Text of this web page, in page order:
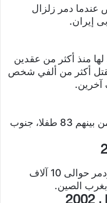
ألف شخص عندما دمر زلزال
إيران.
منذ أكثر من عقدين
أكثر من ألفي شخص
آخرين.
قتل أكثر من 160 شخصا، من بينهم 83 طفلا، جنوب
قتل أكثر من 260 شخصا ودمر حوالى 10 آلاف
الصين.